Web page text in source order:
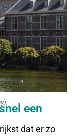
een
dat er zo